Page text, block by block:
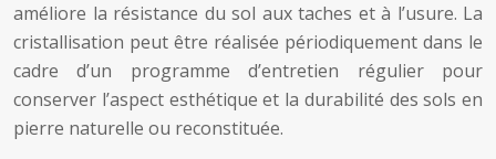
améliore la résistance du sol aux taches et à l’usure. La
cristallisation peut être réalisée périodiquement dans le
cadre d’un programme d’entretien régulier pour
conserver l’aspect esthétique et la durabilité des sols en
pierre naturelle ou reconstituée.